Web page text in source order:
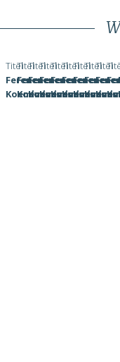
Titel
Ferenc
Koemives
Titel
Ferenc
Koemives
Titel
Ferenc
Koemives
Titel
Ferenc
Koemives
Titel
Ferenc
Koemives
Titel
Ferenc
Koemives
Titel
Ferenc
Koemives
Titel
Ferenc
Titel